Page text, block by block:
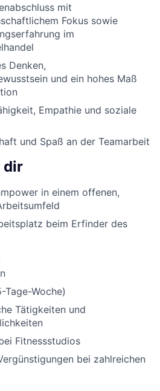
mit
Fokus sowie
im
Denken,
und ein hohes Maß
Empathie und soziale
und Spaß an der Teamarbeit
dir
in einem offenen,
beim Erfinder des
Woche)
Tätigkeiten und
Fitnessstudios
bei zahlreichen